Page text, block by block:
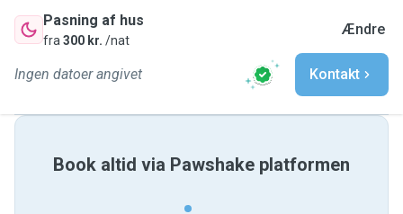
Pasning af hus
fra 300 kr. /nat
Ændre
Ingen datoer angivet Kontakt
Book altid via Pawshake platformen